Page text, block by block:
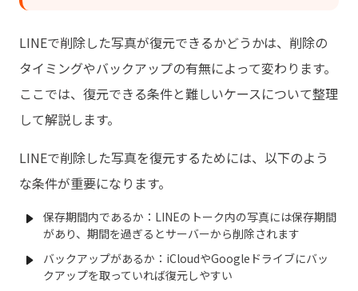
LINEで削除した写真が復元できるかどうかは、削除の
タイミングやバックアップの有無によって変わります。
ここでは、復元できる条件と難しいケースについて整理
して解説します。
LINEで削除した写真を復元するためには、以下のよう
な条件が重要になります。
保存期間内であるか：LINEのトーク内の写真には保存期間
があり、期間を過ぎるとサーバーから削除されます
バックアップがあるか：iCloudやGoogleドライブにバッ
クアップを取っていれば復元しやすい